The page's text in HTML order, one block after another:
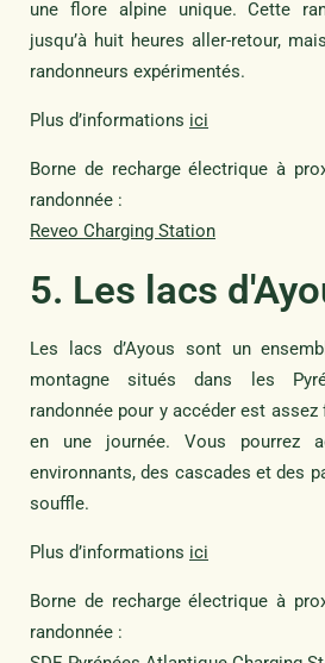
une flore alpine unique. Cette
jusqu’à huit heures aller-retour,
randonneurs expérimentés.
Plus d’informations ici
Borne de recharge électrique à
randonnée :
Reveo Charging Station
5. Les lacs
Les lacs d’Ayous sont un
montagne situés dans les
randonnée pour y accéder est
en une journée. Vous pourrez
environnants, des cascades et des
souffle.
Plus d’informations ici
Borne de recharge électrique à
randonnée :